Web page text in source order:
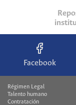
Facebook
Régimen Legal
Talento humano
Contratación